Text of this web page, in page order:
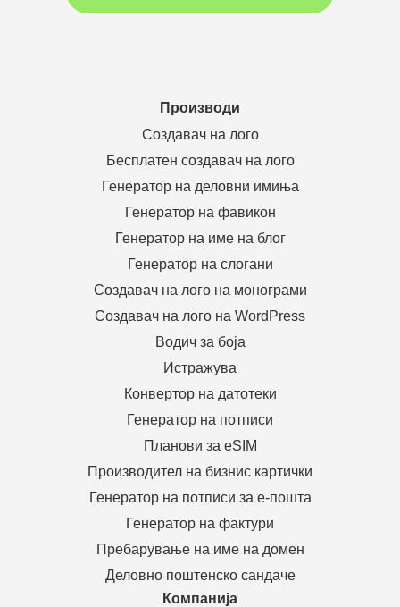
Производи
Создавач на лого
Бесплатен создавач на лого
Генератор на деловни имиња
Генератор на фавикон
Генератор на име на блог
Генератор на слогани
Создавач на лого на монограми
Создавач на лого на WordPress
Водич за боја
Истражува
Конвертор на датотеки
Генератор на потписи
Планови за eSIM
Производител на бизнис картички
Генератор на потписи за е-пошта
Генератор на фактури
Пребарување на име на домен
Деловно поштенско сандаче
Компанија